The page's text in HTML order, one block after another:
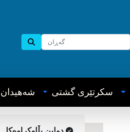
سکرتێری گشتی شه‌هیدان